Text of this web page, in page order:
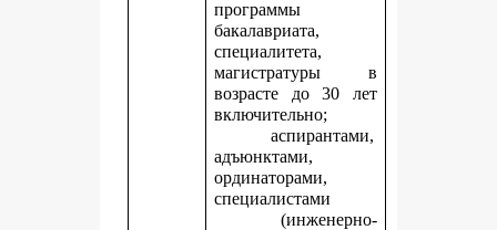
программы
бакалавриата,
специалитета,
магистратуры в
возрасте до 30 лет
включительно;
аспирантами,
адъюнктами,
ординаторами,
специалистами
(инженерно-